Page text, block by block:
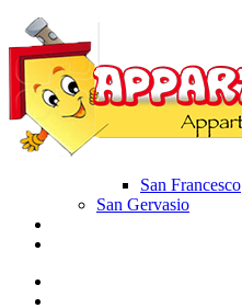
San Francesco
San Gervasio